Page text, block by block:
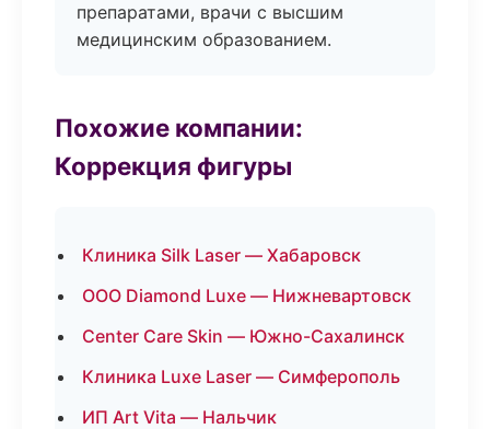
препаратами, врачи с высшим
медицинским образованием.
Похожие компании:
Коррекция фигуры
Клиника Silk Laser — Хабаровск
ООО Diamond Luxe — Нижневартовск
Center Care Skin — Южно-Сахалинск
Клиника Luxe Laser — Симферополь
ИП Art Vita — Нальчик